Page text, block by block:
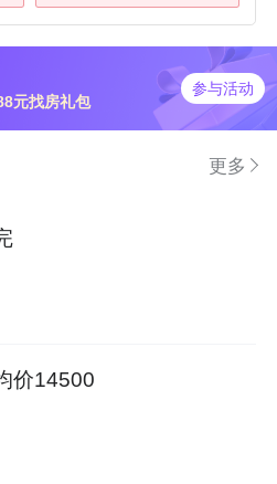
元找房礼包
参与活动
更多
价14500